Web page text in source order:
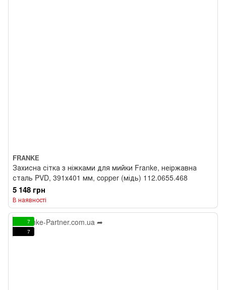
FRANKE
Захисна сітка з ніжками для мийки Franke, неіржавна
сталь PVD, 391х401 мм, copper (мідь) 112.0655.468
5 148 грн
В наявності
7
7